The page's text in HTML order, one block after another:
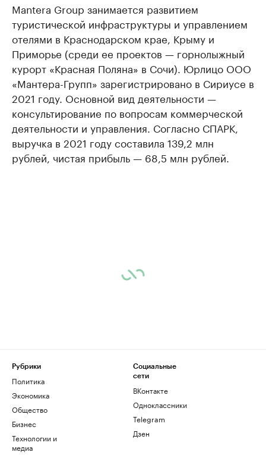
Mantera Group занимается развитием
туристической инфраструктуры и управлением
отелями в Краснодарском крае, Крыму и
Приморье (среди ее проектов — горнолыжный
курорт «Красная Поляна» в Сочи). Юрлицо ООО
«Мантера-Групп» зарегистрировано в Сириусе в
2021 году. Основной вид деятельности —
консультирование по вопросам коммерческой
деятельности и управления. Согласно СПАРК,
выручка в 2021 году составила 139,2 млн
рублей, чистая прибыль — 68,5 млн рублей.
Рубрики
Политика
Экономика
Общество
Бизнес
Технологии и
медиа
Социальные
сети
ВКонтакте
Одноклассники
Telegram
Дзен